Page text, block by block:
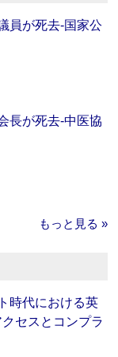
員が死去‐国家公
長が死去‐中医協
もっと見る »
時代における英
セスとコンプラ